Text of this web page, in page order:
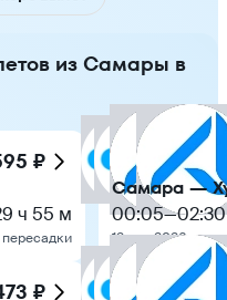
из Самары в
₽
ч 55 м
₽
Самара —
00:05—02:30
12 авг. 2026 г.